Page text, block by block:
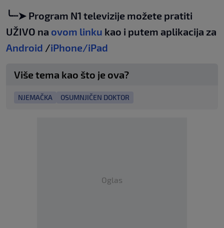
╰┈➤ Program N1 televizije možete pratiti
UŽIVO na ovom linku kao i putem aplikacija za
Android /iPhone/iPad
Više tema kao što je ova?
NJEMAČKA OSUMNJIČEN DOKTOR
Oglas